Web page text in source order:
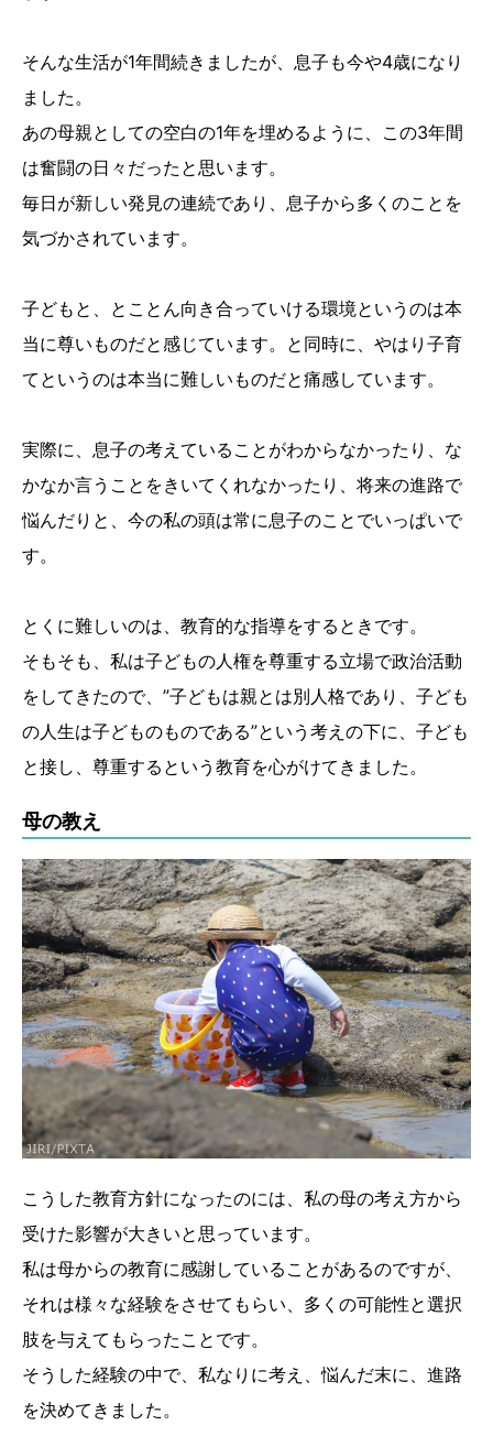
そんな生活が1年間続きましたが、息子も今や4歳になり
ました。
あの母親としての空白の1年を埋めるように、この3年間
は奮闘の日々だったと思います。
毎日が新しい発見の連続であり、息子から多くのことを
気づかされています。
子どもと、とことん向き合っていける環境というのは本
当に尊いものだと感じています。と同時に、やはり子育
てというのは本当に難しいものだと痛感しています。
実際に、息子の考えていることがわからなかったり、な
かなか言うことをきいてくれなかったり、将来の進路で
悩んだりと、今の私の頭は常に息子のことでいっぱいで
す。
とくに難しいのは、教育的な指導をするときです。
そもそも、私は子どもの人権を尊重する立場で政治活動
をしてきたので、”子どもは親とは別人格であり、子ども
の人生は子どものものである”という考えの下に、子ども
と接し、尊重するという教育を心がけてきました。
母の教え
こうした教育方針になったのには、私の母の考え方から
受けた影響が大きいと思っています。
私は母からの教育に感謝していることがあるのですが、
それは様々な経験をさせてもらい、多くの可能性と選択
肢を与えてもらったことです。
そうした経験の中で、私なりに考え、悩んだ末に、進路
を決めてきました。